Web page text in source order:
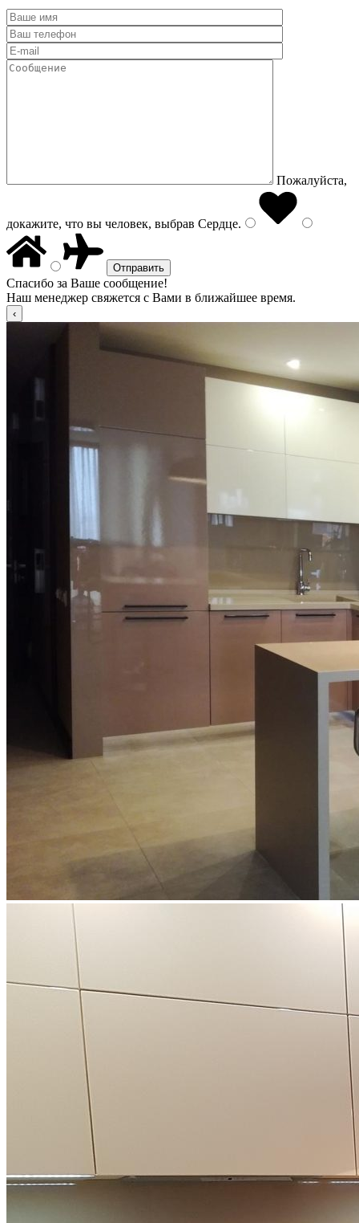
Пожалуйста,
докажите, что вы человек, выбрав Сердце.
Спасибо за Ваше сообщение!
Наш менеджер свяжется с Вами в ближайшее время.